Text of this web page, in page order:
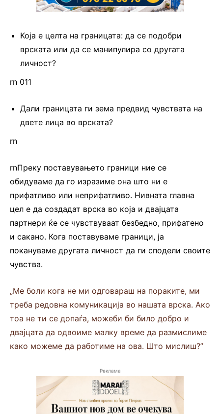
Која е целта на границата: да се подобри
врската или да се манипулира со другата
личност?
rn 011
Дали границата ги зема предвид чувствата на
двете лица во врската?
rn
rnПреку поставувањето граници ние се
обидуваме да го изразиме она што ни е
прифатливо или неприфатливо. Нивната главна
цел е да создадат врска во која и двајцата
партнери ќе се чувствуваат безбедно, прифатено
и сакано. Кога поставуваме граници, ја
покануваме другата личност да ги сподели своите
чувства.
„Ме боли кога не ми одговараш на пораките, ми
треба редовна комуникација во нашата врска. Ако
тоа не ти се допаѓа, можеби би било добро и
двајцата да одвоиме малку време да размислиме
како можеме да работиме на ова. Што мислиш?”
Реклама